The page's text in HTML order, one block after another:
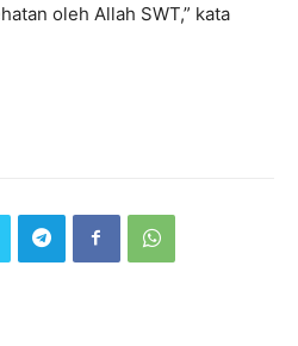
oleh Allah SWT,” kata